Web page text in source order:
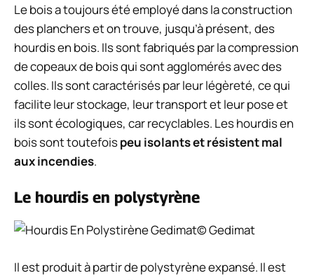
Le bois a toujours été employé dans la construction
des planchers et on trouve, jusqu’à présent, des
hourdis en bois. Ils sont fabriqués par la compression
de copeaux de bois qui sont agglomérés avec des
colles. Ils sont caractérisés par leur légèreté, ce qui
facilite leur stockage, leur transport et leur pose et
ils sont écologiques, car recyclables. Les hourdis en
bois sont toutefoispeu isolants et résistent mal
aux incendies.
Le hourdis en polystyrène
© Gedimat
Il est produit à partir de polystyrène expansé. Il est